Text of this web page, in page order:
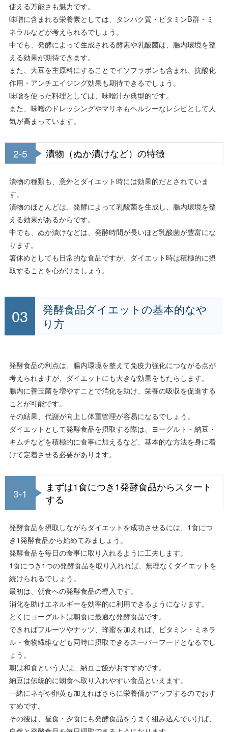
使える万能さも魅力です。
味噌に含まれる栄養素としては、タンパク質・ビタミンB群・ミ
ネラルなどが考えられるでしょう。
中でも、発酵によって生成される酵素や乳酸菌は、腸内環境を整
える効果が期待できます。
また、大豆を主原料にすることでイソフラボンも含まれ、抗酸化
作用・アンチエイジング効果も期待できるでしょう。
味噌を使った料理としては、味噌汁が典型的です。
また、味噌のドレッシングやマリネもヘルシーなレシピとして人
気が高まっています。
2-5 漬物（ぬか漬けなど）の特徴
漬物の種類も、意外とダイエット時には効果的だとされていま
す。
漬物のほとんどは、発酵によって乳酸菌を生成し、腸内環境を整
える効果があるからです。
中でも、ぬか漬けなどは、発酵時間が長いほど乳酸菌が豊富にな
ります。
箸休めとしても日常的な食品ですが、ダイエット時は積極的に摂
取することを心がけましょう。
発酵食品ダイエットの基本的なや
り方
発酵食品の利点は、腸内環境を整えて免疫力強化につながる点が
考えられますが、ダイエットにも大きな効果をもたらします。
腸内に善玉菌を増やすことで消化を助け、栄養の吸収を促進する
ことが可能です。
その結果、代謝が向上し体重管理が容易になるでしょう。
ダイエットとして発酵食品を摂取する際は、ヨーグルト・納豆・
キムチなどを積極的に食事に加えるなど、基本的な方法を身に着
けて定着させる必要があります。
3-1
まずは1食につき1発酵食品からスタート
する
発酵食品を摂取しながらダイエットを成功させるには、1食につ
き1発酵食品から始めてみましょう。
発酵食品を毎日の食事に取り入れるように工夫します。
1食につき1つの発酵食品を取り入れれば、無理なくダイエットを
続けられるでしょう。
最初は、朝食への発酵食品の導入です。
消化を助けエネルギーを効率的に利用できるようになります。
とくにヨーグルトは朝食に最適な発酵食品です。
できればフルーツやナッツ、蜂蜜を加えれば、ビタミン・ミネラ
ル・食物繊維なども同時に摂取できるスーパーフードとなるでし
ょう。
朝は和食という人は、納豆ご飯がおすすめです。
納豆は伝統的に朝食へ取り入れやすい食品といえます。
一緒にネギや卵黄も加えればさらに栄養価がアップするのでおす
すめです。
その後は、昼食・夕食にも発酵食品をうまく組み込んでいけば、